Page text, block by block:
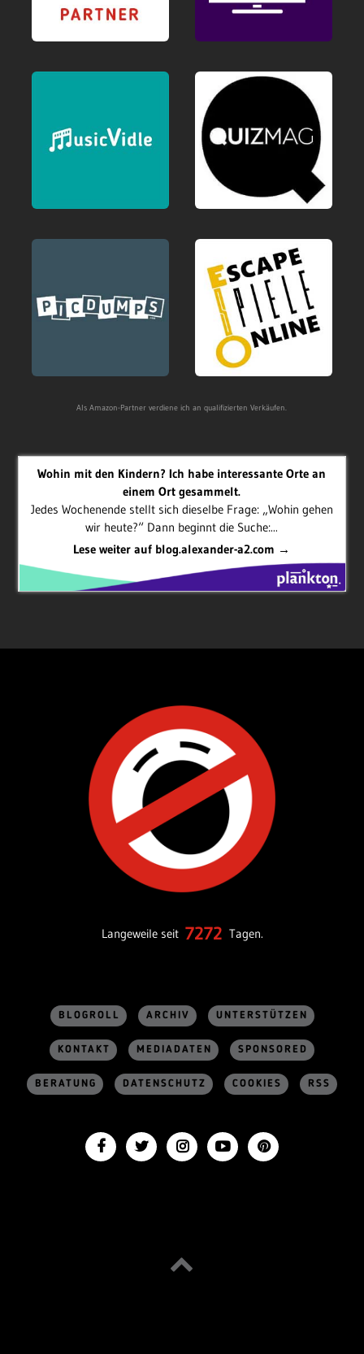
Als Amazon-Partner verdiene ich an qualifizierten Verkäufen.
Wohin mit den Kindern? Ich habe interessante Orte an
einem Ort gesammelt.
Jedes Wochenende stellt sich dieselbe Frage: „Wohin gehen
wir heute?“ Dann beginnt die Suche:...
Lese weiter auf blog.alexander-a2.com →
Langeweile seit 7272 Tagen.
BLOGROLL ARCHIV UNTERSTÜTZEN
KONTAKT MEDIADATEN SPONSORED
BERATUNG DATENSCHUTZ COOKIES RSS